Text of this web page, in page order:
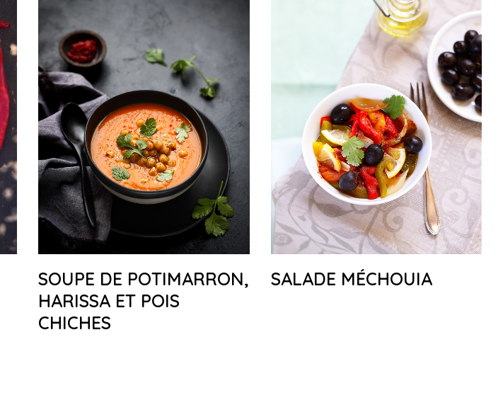
SOUPE DE POTIMARRON,
HARISSA ET POIS
CHICHES
SALADE MÉCHOUIA